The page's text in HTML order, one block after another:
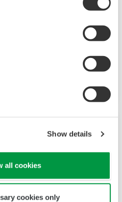
Show details
all cookies
cookies only
papierloser Recorder mit
zu Erfassung
viele andere
ist serienmäßig
21 CFR Part11 und